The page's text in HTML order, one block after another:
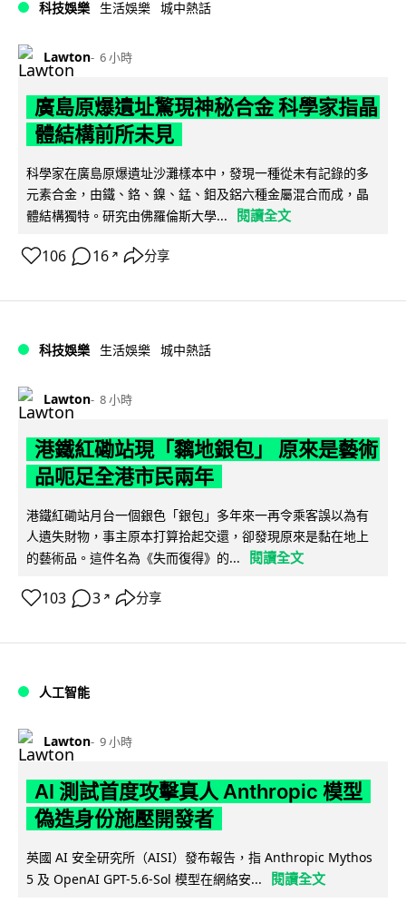
科技娛樂 生活娛樂 城中熱話
Lawton 6 小時
廣島原爆遺址驚現神秘合金 科學家指晶
體結構前所未見
科學家在廣島原爆遺址沙灘樣本中，發現一種從未有記錄的多
元素合金，由鐵、鉻、鎳、錳、鉬及鋁六種金屬混合而成，晶
體結構獨特。研究由佛羅倫斯大學...
閱讀全文
106 16 ↗ 分享
科技娛樂 生活娛樂 城中熱話
Lawton 8 小時
港鐵紅磡站現「黐地銀包」 原來是藝術
品呃足全港市民兩年
港鐵紅磡站月台一個銀色「銀包」多年來一再令乘客誤以為有
人遺失財物，事主原本打算拾起交還，卻發現原來是黏在地上
的藝術品。這件名為《失而復得》的...
閱讀全文
103 3 ↗ 分享
人工智能
Lawton 9 小時
AI 測試首度攻擊真人 Anthropic 模型
偽造身份施壓開發者
英國 AI 安全研究所（AISI）發布報告，指 Anthropic Mythos
5 及 OpenAI GPT-5.6-Sol 模型在網絡安...
閱讀全文